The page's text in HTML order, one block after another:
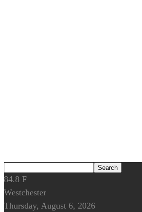
84.8 F
Westchester
Thursday, August 6, 2026